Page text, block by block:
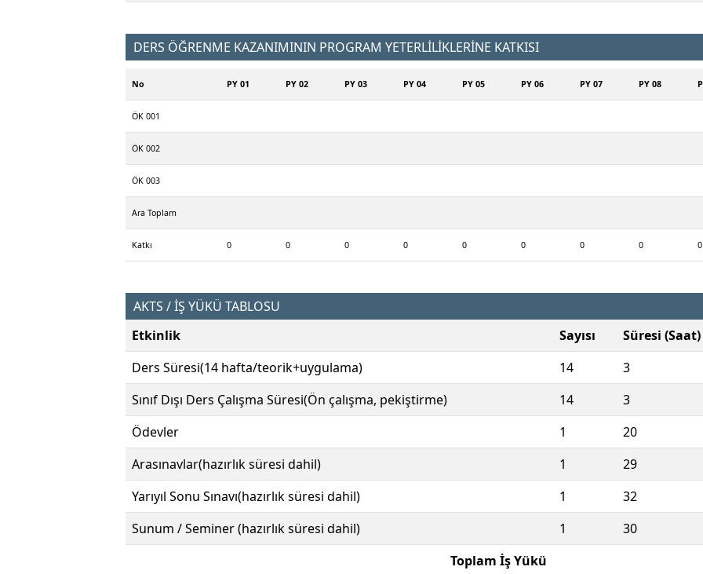
DERS ÖĞRENME KAZANIMININ PROGRAM YETERLİLİKLERİNE KATKISI
No PY 01 PY 02 PY 03 PY 04 PY 05 PY 06 PY 07 PY 08
ÖK 001
ÖK 002
ÖK 003
Ara Toplam
Katkı 0 0 0 0 0 0 0 0 0
AKTS / İŞ YÜKÜ TABLOSU
Etkinlik
Sayısı Süresi (Saat)
Ders Süresi(14 hafta/teorik+uygulama)
14 3
Sınıf Dışı Ders Çalışma Süresi(Ön çalışma, pekiştirme)
14 3
Ödevler
1 20
Arasınavlar(hazırlık süresi dahil)
1 29
Yarıyıl Sonu Sınavı(hazırlık süresi dahil)
1 32
Sunum / Seminer (hazırlık süresi dahil)
1 30
Toplam İş Yükü